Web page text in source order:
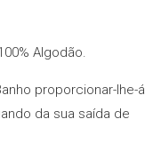
Algodão.
proporcionar-lhe-á
da sua saída de